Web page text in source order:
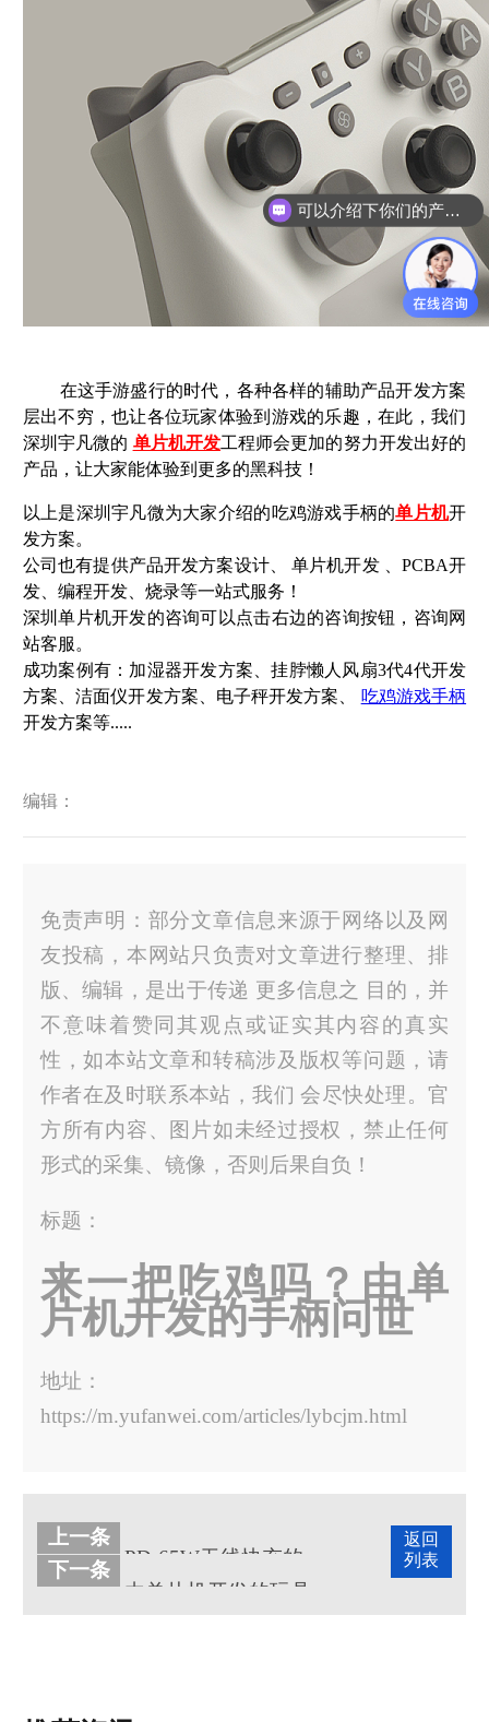
在这手游盛行的时代，各种各样的辅助产品开发方案
层出不穷，也让各位玩家体验到游戏的乐趣，在此，我们
深圳宇凡微的 单片机开发工程师会更加的努力开发出好的
产品，让大家能体验到更多的黑科技！
以上是深圳宇凡微为大家介绍的吃鸡游戏手柄的单片机开
发方案。
公司也有提供产品开发方案设计、 单片机开发 、PCBA开
发、编程开发、烧录等一站式服务！
深圳单片机开发的咨询可以点击右边的咨询按钮，咨询网
站客服。
成功案例有：加湿器开发方案、挂脖懒人风扇3代4代开发
方案、洁面仪开发方案、电子秤开发方案、 吃鸡游戏手柄
开发方案等.....
编辑：
免责声明：部分文章信息来源于网络以及网
友投稿，本网站只负责对文章进行整理、排
版、编辑，是出于传递 更多信息之 目的，并
不意味着赞同其观点或证实其内容的真实
性，如本站文章和转稿涉及版权等问题，请
作者在及时联系本站，我们 会尽快处理。官
方所有内容、图片如未经过授权，禁止任何
形式的采集、镜像，否则后果自负！
标题：
来一把吃鸡吗？由单
片机开发的手柄问世
地址：
https://m.yufanwei.com/articles/lybcjm.html
返回
列表
上一条
下一条
可以介绍下你们的产品么？